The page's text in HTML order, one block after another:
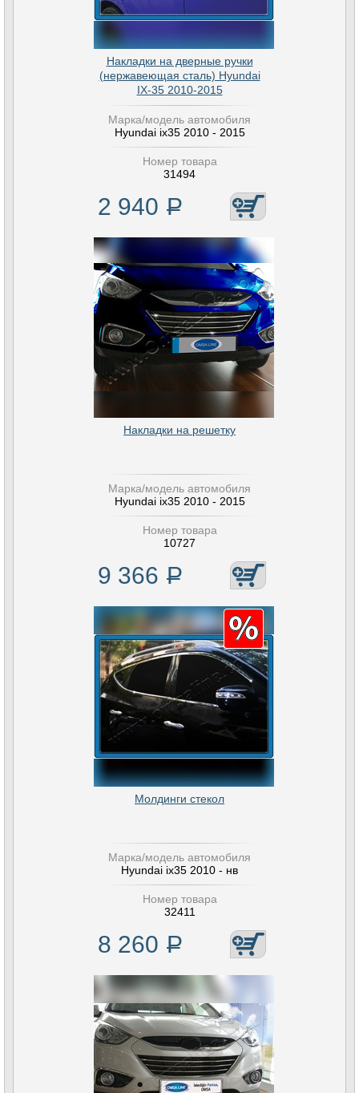
Накладки на дверные ручки
(нержавеющая сталь) Hyundai
IX-35 2010-2015
Марка/модель автомобиля
Hyundai ix35 2010 - 2015
Номер товара
31494
2 940 Р
Накладки на решетку
Марка/модель автомобиля
Hyundai ix35 2010 - 2015
Номер товара
10727
9 366 Р
Молдинги стекол
Марка/модель автомобиля
Hyundai ix35 2010 - нв
Номер товара
32411
8 260 Р